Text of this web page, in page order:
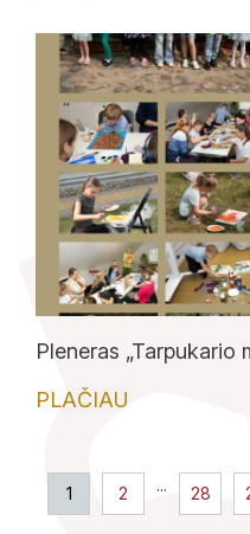
Lankytojams
Apie mus
Ekspozicijos
Edukaciniai
Pleneras „Tarpukario
PLAČIAU
1 2 ... 28